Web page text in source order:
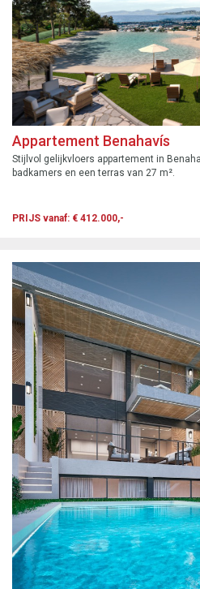
Appartement Benahavís
Stijlvol gelijkvloers appartement in
badkamers en een terras van 27 m².
PRIJS vanaf: € 412.000,-